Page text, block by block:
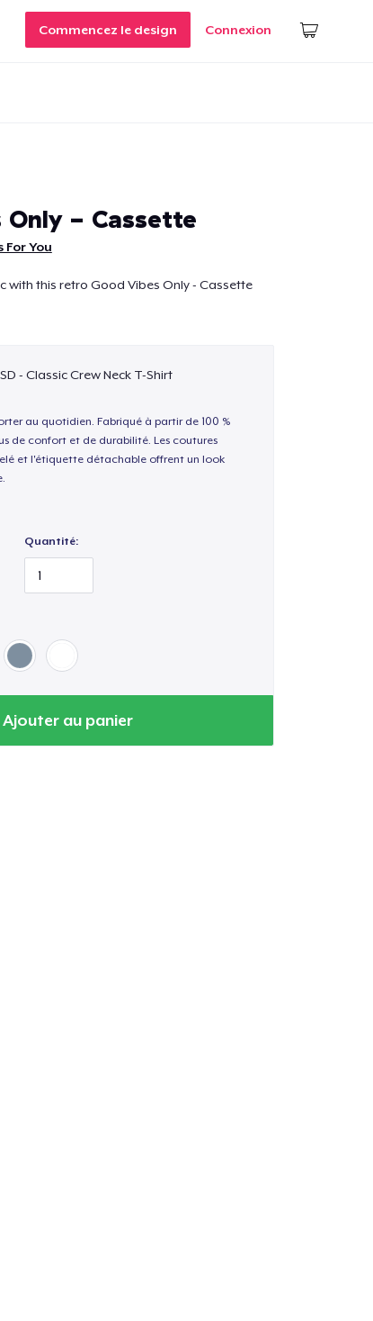
Commencez le design Connexion
Only - Cassette
For You
with this retro Good Vibes Only - Cassette
- Classic Crew Neck T-Shirt
au quotidien. Fabriqué à partir de 100 %
de confort et de durabilité. Les coutures
et l'étiquette détachable offrent un look
Quantité:
Ajouter au panier